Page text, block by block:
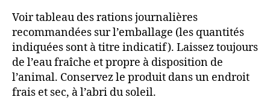
Voir tableau des rations journalières
recommandées sur l’emballage (les quantités
indiquées sont à titre indicatif). Laissez toujours
de l’eau fraîche et propre à disposition de
l’animal. Conservez le produit dans un endroit
frais et sec, à l’abri du soleil.